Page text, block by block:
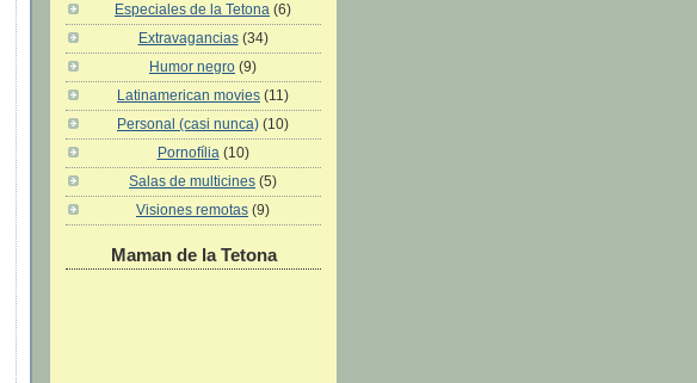
Especiales de la Tetona (6)
Extravagancias (34)
Humor negro (9)
Latinamerican movies (11)
Personal (casi nunca) (10)
Pornofília (10)
Salas de multicines (5)
Visiones remotas (9)
Maman de la Tetona